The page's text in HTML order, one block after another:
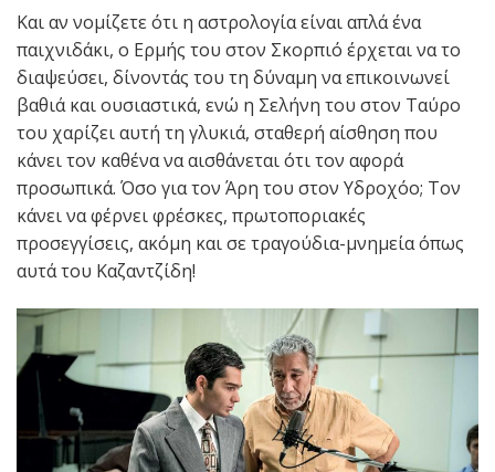
Και αν νομίζετε ότι η αστρολογία είναι απλά ένα
παιχνιδάκι, ο Ερμής του στον Σκορπιό έρχεται να το
διαψεύσει, δίνοντάς του τη δύναμη να επικοινωνεί
βαθιά και ουσιαστικά, ενώ η Σελήνη του στον Ταύρο
του χαρίζει αυτή τη γλυκιά, σταθερή αίσθηση που
κάνει τον καθένα να αισθάνεται ότι τον αφορά
προσωπικά. Όσο για τον Άρη του στον Υδροχόο; Τον
κάνει να φέρνει φρέσκες, πρωτοποριακές
προσεγγίσεις, ακόμη και σε τραγούδια-μνημεία όπως
αυτά του Καζαντζίδη!